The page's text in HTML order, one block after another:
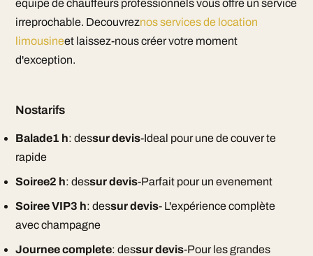
equipe de chauffeurs professionnels vous offre un service
irreprochable. Decouvreznos services de location
limousineet laissez-nous créer votre moment
d'exception.
Nostarifs
Balade1 h: dessur devis-Ideal pour une de couver te
rapide
Soiree2 h: dessur devis-Parfait pour un evenement
Soiree VIP3 h: dessur devis- L'expérience complète
avec champagne
Journee complete: dessur devis-Pour les grandes